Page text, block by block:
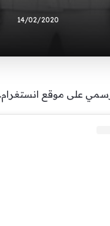
14/02/2020
على موقع انستغرام.